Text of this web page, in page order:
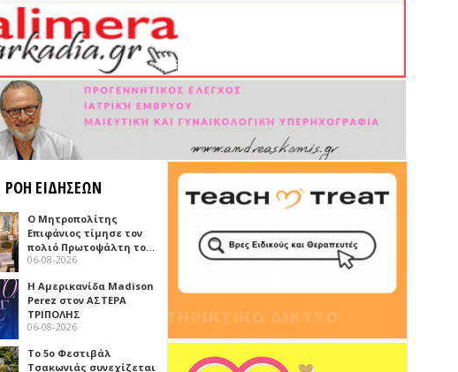
ΡΟΗ ΕΙΔΗΣΕΩΝ
Ο Μητροπολίτης
Επιφάνιος τίμησε τον
πολιό Πρωτοψάλτη το…
06-08-2026
Η Αμερικανίδα Madison
Perez στον ΑΣΤΕΡΑ
ΤΡΙΠΟΛΗΣ
06-08-2026
Το 5ο Φεστιβάλ
Τσακωνιάς συνεχίζεται